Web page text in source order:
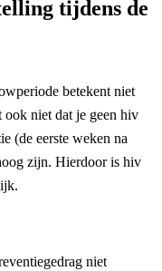
tijdens de
betekent niet
niet dat je geen hiv
(de eerste weken na
zijn. Hierdoor is hiv
niet